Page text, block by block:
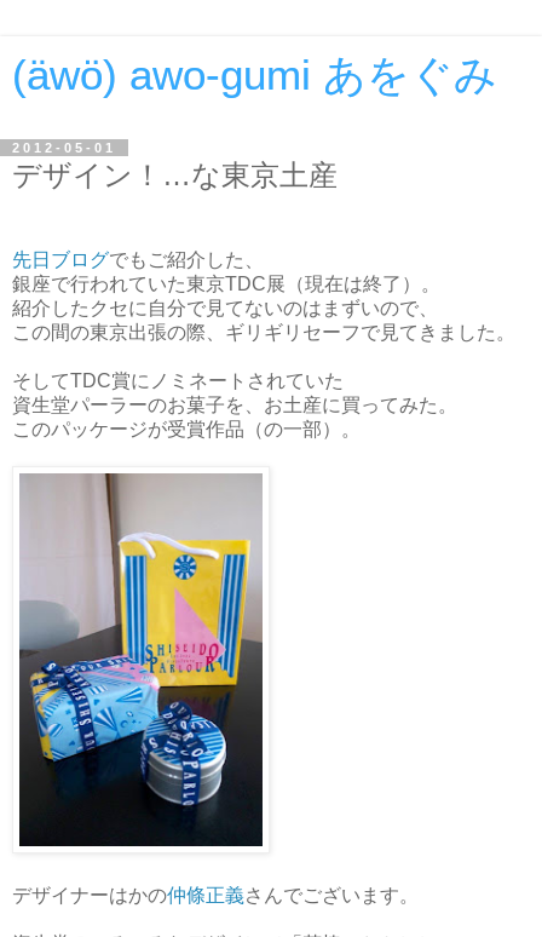
(äwö) awo-gumi あをぐみ
2012-05-01
デザイン！…な東京土産
先日ブログでもご紹介した、
銀座で行われていた東京TDC展（現在は終了）。
紹介したクセに自分で見てないのはまずいので、
この間の東京出張の際、ギリギリセーフで見てきました。
そしてTDC賞にノミネートされていた
資生堂パーラーのお菓子を、お土産に買ってみた。
このパッケージが受賞作品（の一部）。
デザイナーはかの仲條正義さんでございます。